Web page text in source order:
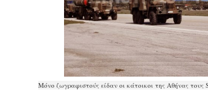
Μόνο ζωγραφιστούς είδαν οι κάτοικοι της Αθήνας τους